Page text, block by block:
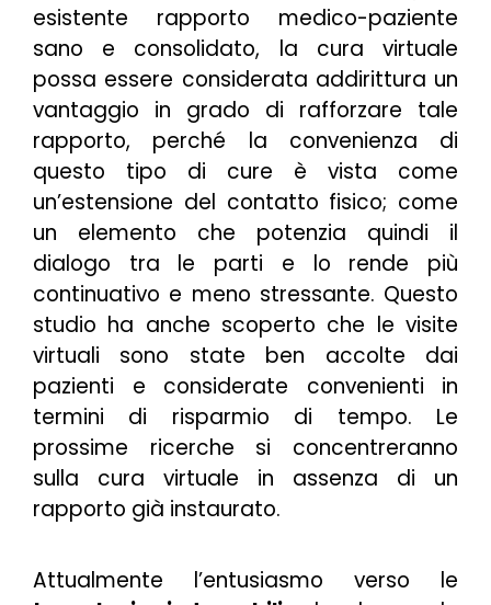
esistente rapporto medico-paziente
sano e consolidato, la cura virtuale
possa essere considerata addirittura un
vantaggio in grado di rafforzare tale
rapporto, perché la convenienza di
questo tipo di cure è vista come
un’estensione del contatto fisico; come
un elemento che potenzia quindi il
dialogo tra le parti e lo rende più
continuativo e meno stressante. Questo
studio ha anche scoperto che le visite
virtuali sono state ben accolte dai
pazienti e considerate convenienti in
termini di risparmio di tempo. Le
prossime ricerche si concentreranno
sulla cura virtuale in assenza di un
rapporto già instaurato.
Attualmente l’entusiasmo verso le